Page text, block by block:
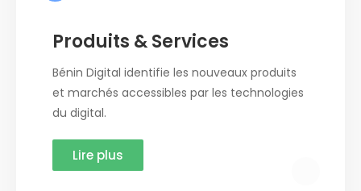
Produits & Services
Bénin Digital identifie les nouveaux produits
et marchés accessibles par les technologies
du digital.
Lire plus